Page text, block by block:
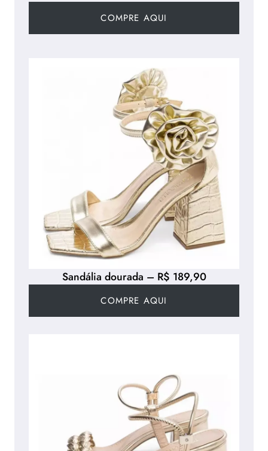
Sandália dourada – R$ 189,90
COMPRE AQUI
COMPRE AQUI